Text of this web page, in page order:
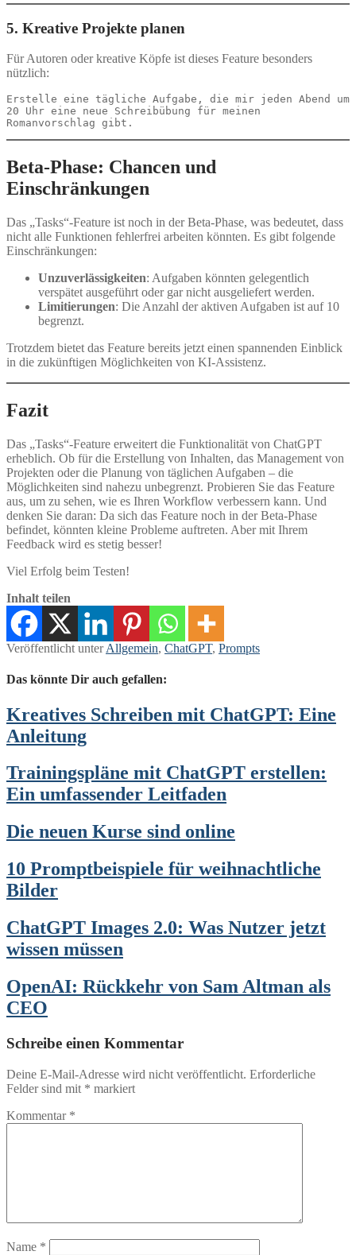
5. Kreative Projekte planen
Für Autoren oder kreative Köpfe ist dieses Feature besonders
nützlich:
Erstelle eine tägliche Aufgabe, die mir jeden Abend um
20 Uhr eine neue Schreibübung für meinen
Beta-Phase: Chancen und
Einschränkungen
Das „Tasks“-Feature ist noch in der Beta-Phase, was bedeutet, dass
nicht alle Funktionen fehlerfrei arbeiten könnten. Es gibt folgende
Einschränkungen:
Unzuverlässigkeiten: Aufgaben könnten gelegentlich
verspätet ausgeführt oder gar nicht ausgeliefert werden.
Limitierungen: Die Anzahl der aktiven Aufgaben ist auf 10
begrenzt.
Trotzdem bietet das Feature bereits jetzt einen spannenden Einblick
in die zukünftigen Möglichkeiten von KI-Assistenz.
Fazit
Das „Tasks“-Feature erweitert die Funktionalität von ChatGPT
erheblich. Ob für die Erstellung von Inhalten, das Management von
Projekten oder die Planung von täglichen Aufgaben – die
Möglichkeiten sind nahezu unbegrenzt. Probieren Sie das Feature
aus, um zu sehen, wie es Ihren Workflow verbessern kann. Und
denken Sie daran: Da sich das Feature noch in der Beta-Phase
befindet, könnten kleine Probleme auftreten. Aber mit Ihrem
Feedback wird es stetig besser!
Viel Erfolg beim Testen!
Inhalt teilen
Veröffentlicht unterAllgemein, ChatGPT, Prompts
Das könnte Dir auch gefallen:
Kreatives Schreiben mit ChatGPT: Eine
Anleitung
Trainingspläne mit ChatGPT erstellen:
Ein umfassender Leitfaden
Die neuen Kurse sind online
10 Promptbeispiele für weihnachtliche
Bilder
ChatGPT Images 2.0: Was Nutzer jetzt
wissen müssen
OpenAI: Rückkehr von Sam Altman als
CEO
Schreibe einen Kommentar
Deine E-Mail-Adresse wird nicht veröffentlicht. Erforderliche
Felder sind mit * markiert
Kommentar *
Name *